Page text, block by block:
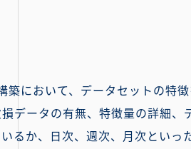
において、データセットの特
データの有無、特徴量の詳細
るか、日次、週次、月次とい